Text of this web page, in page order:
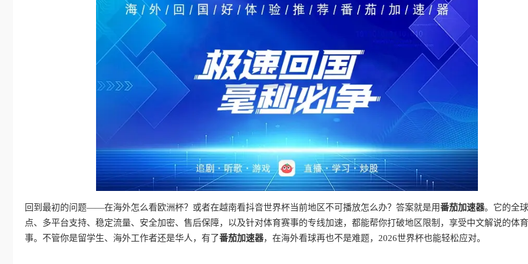
回到最初的问题——在海外怎么看欧洲杯？或者在越南看抖音世界杯当前地区不可播放怎么办？答案就是用番茄加速器。它的全
点、多平台支持、稳定流量、安全加密、售后保障，以及针对体育赛事的专线加速，都能帮你打破地区限制，享受中文解说的体
事。不管你是留学生、海外工作者还是华人，有了番茄加速器，在海外看球再也不是难题，2026世界杯也能轻松应对。